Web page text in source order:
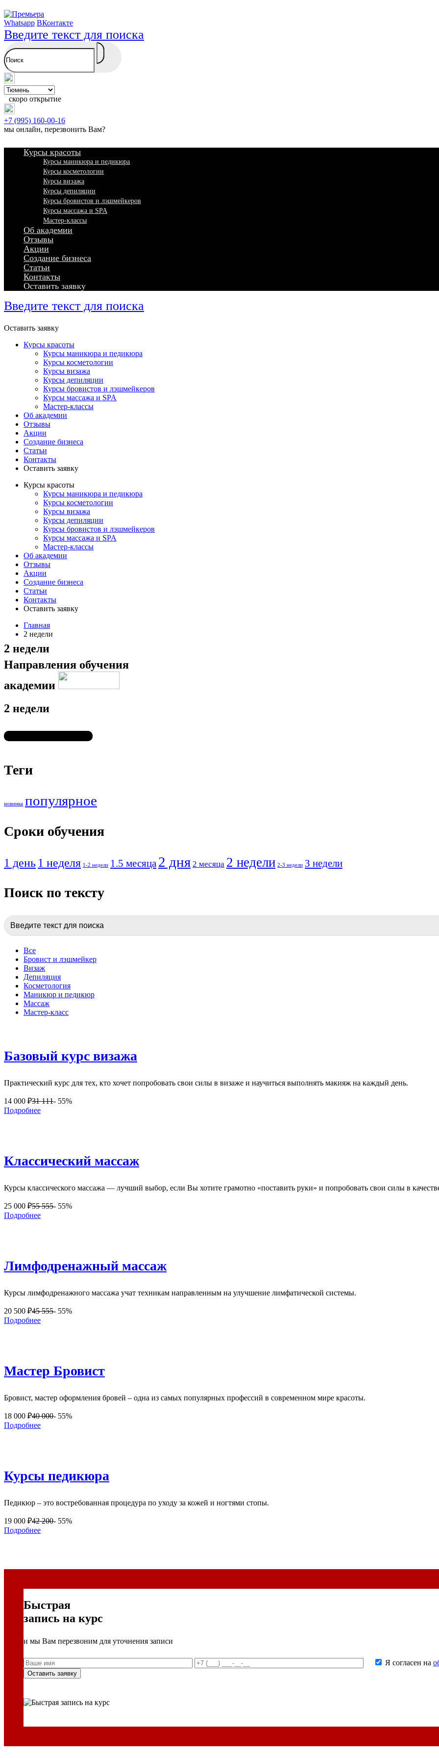
Whatsapp ВКонтакте
Введите текст для поиска
скоро открытие
+7 (995) 160-00-16
мы онлайн, перезвонить Вам?
Курсы красоты
Курсы маникюра и педикюра
Курсы косметологии
Курсы визажа
Курсы депиляции
Курсы бровистов и лэшмейкеров
Курсы массажа и SPA
Мастер-классы
Об академии
Отзывы
Акции
Создание бизнеса
Статьи
Контакты
Оставить заявку
Введите текст для поиска
Оставить заявку
Курсы красоты
Курсы маникюра и педикюра
Курсы косметологии
Курсы визажа
Курсы депиляции
Курсы бровистов и лэшмейкеров
Курсы массажа и SPA
Мастер-классы
Об академии
Отзывы
Акции
Создание бизнеса
Статьи
Контакты
Оставить заявку
Курсы красоты
Курсы маникюра и педикюра
Курсы косметологии
Курсы визажа
Курсы депиляции
Курсы бровистов и лэшмейкеров
Курсы массажа и SPA
Мастер-классы
Об академии
Отзывы
Акции
Создание бизнеса
Статьи
Контакты
Оставить заявку
Главная
2 недели
2 недели
Направления обучения
академии
2 недели
Теги
новинка популярное
Сроки обучения
1 день 1 неделя 1-2 недели 1.5 месяца 2 дня 2 месяца 2 недели 2-3 недели 3 недели
Поиск по тексту
Search
for:
Все
Бровист и лэшмейкер
Визаж
Депиляция
Косметология
Маникюр и педикюр
Массаж
Мастер-класс
Базовый курс визажа
Практический курс для тех, кто хочет попробовать свои силы в визаже и научиться выполнять макияж на каждый день.
14 000 ₽31 111- 55%
Подробнее
Классический массаж
Курсы классического массажа — лучший выбор, если Вы хотите грамотно «поставить руки» и попробовать свои силы в
25 000 ₽55 555- 55%
Подробнее
Лимфодренажный массаж
Курсы лимфодренажного массажа учат техникам направленным на улучшение лимфатической системы.
20 500 ₽45 555- 55%
Подробнее
Мастер Бровист
Бровист, мастер оформления бровей – одна из самых популярных профессий в современном мире красоты.
18 000 ₽40 000- 55%
Подробнее
Курсы педикюра
Педикюр – это востребованная процедура по уходу за кожей и ногтями стопы.
19 000 ₽42 200- 55%
Подробнее
Быстрая
запись на курс
и мы Вам перезвоним для уточнения записи
Я согласен на